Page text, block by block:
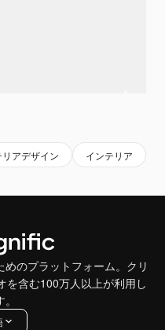
リアデザイン インテリア
のプラットフォーム。クリ
を含む100万人以上が利用し